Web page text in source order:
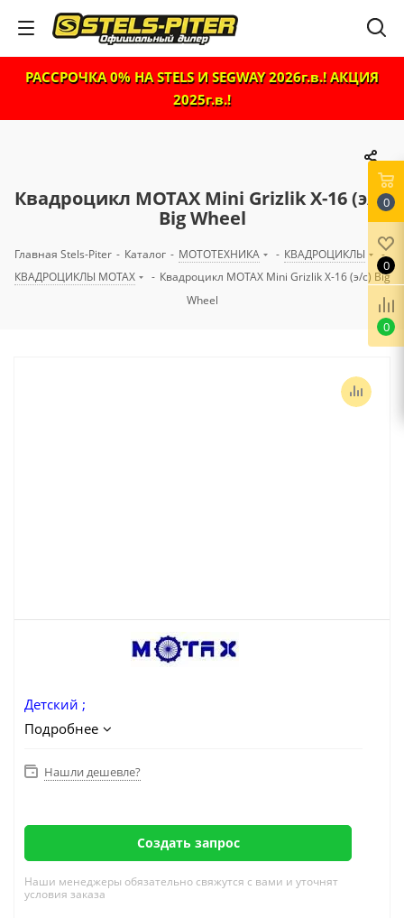
РАССРОЧКА 0% НА STELS И SEGWAY 2026г.в.! АКЦИЯ
2025г.в.!
Квадроцикл MOTAX Mini Grizlik X-16 (э/с)
Big Wheel
Главная Stels-Piter - Каталог - МОТОТЕХНИКА - КВАДРОЦИКЛЫ
-
КВАДРОЦИКЛЫ MOTAX
- Квадроцикл MOTAX Mini Grizlik X-16 (э/с) Big
Wheel
Детский ;
Подробнее
Нашли дешевле?
Создать запрос
Наши менеджеры обязательно свяжутся с вами и уточнят
условия заказа
0
0
0